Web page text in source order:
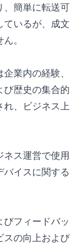
、簡単に転送可
ているが、成文
。
業内の経験、
び歴史の集合的
れ、ビジネス上
ネス運営で使用
バイスに関する
びフィードバッ
スの向上および